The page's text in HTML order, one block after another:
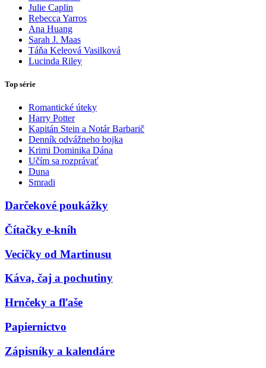
Julie Caplin
Rebecca Yarros
Ana Huang
Sarah J. Maas
Táňa Keleová Vasilková
Lucinda Riley
Top série
Romantické úteky
Harry Potter
Kapitán Stein a Notár Barbarič
Denník odvážneho bojka
Krimi Dominika Dána
Učím sa rozprávať
Duna
Smradi
Darčekové poukážky
Čítačky e-kníh
Vecičky od Martinusu
Káva, čaj a pochutiny
Hrnčeky a fľaše
Papiernictvo
Zápisníky a kalendáre